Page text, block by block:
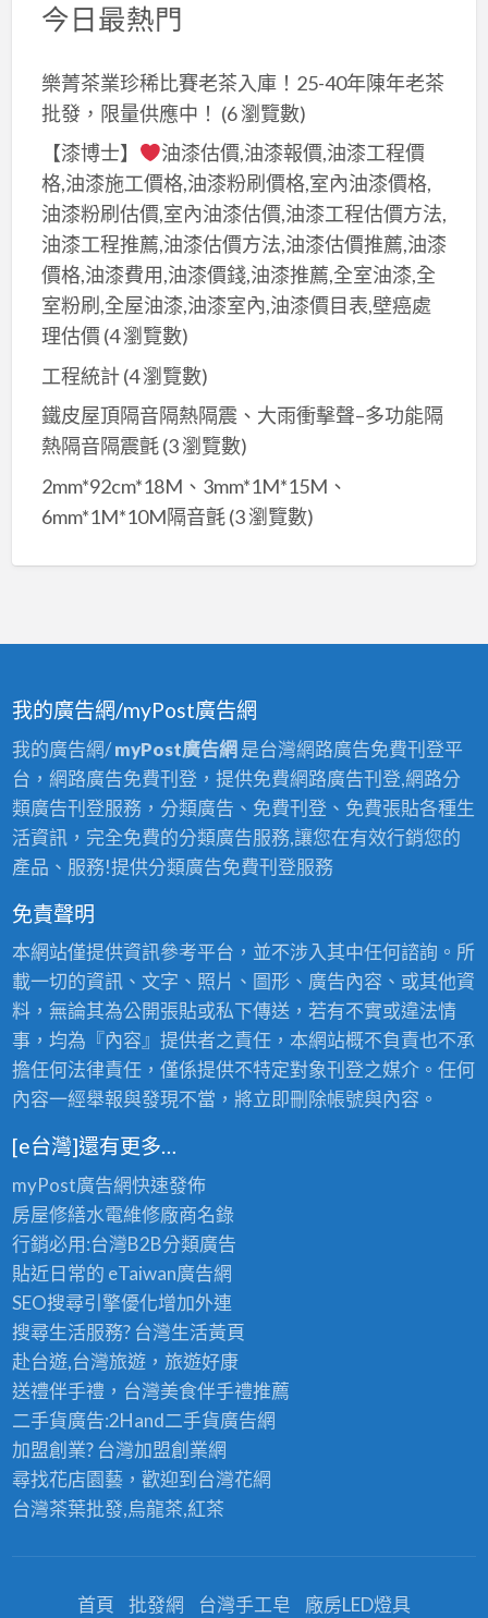
今日最熱門
樂菁茶業珍稀比賽老茶入庫！25-40年陳年老茶
批發，限量供應中！ (6 瀏覽數)
【漆博士】
油漆估價,油漆報價,油漆工程價
格,油漆施工價格,油漆粉刷價格,室內油漆價格,
油漆粉刷估價,室內油漆估價,油漆工程估價方法,
油漆工程推薦,油漆估價方法,油漆估價推薦,油漆
價格,油漆費用,油漆價錢,油漆推薦,全室油漆,全
室粉刷,全屋油漆,油漆室內,油漆價目表,壁癌處
理估價(4 瀏覽數)
工程統計(4 瀏覽數)
鐵皮屋頂隔音隔熱隔震、大雨衝擊聲–多功能隔
熱隔音隔震氈(3 瀏覽數)
2mm*92cm*18M、3mm*1M*15M、
6mm*1M*10M隔音氈(3 瀏覽數)
我的廣告網/myPost廣告網
我的廣告網/myPost廣告網是台灣網路廣告免費刊登平
台，網路廣告免費刊登，提供免費網路廣告刊登,網路分
類廣告刊登服務，分類廣告、免費刊登、免費張貼各種生
活資訊，完全免費的分類廣告服務,讓您在有效行銷您的
產品、服務!提供分類廣告免費刊登服務
免責聲明
本網站僅提供資訊參考平台，並不涉入其中任何諮詢。所
載一切的資訊、文字、照片、圖形、廣告內容、或其他資
料，無論其為公開張貼或私下傳送，若有不實或違法情
事，均為『內容』提供者之責任，本網站概不負責也不承
擔任何法律責任，僅係提供不特定對象刊登之媒介。任何
內容一經舉報與發現不當，將立即刪除帳號與內容。
[e台灣]還有更多…
myPost廣告網快速發佈
房屋修繕水電維修廠商名錄
行銷必用:台灣B2B分類廣告
貼近日常的 eTaiwan廣告網
SEO搜尋引擎優化增加外連
搜尋生活服務? 台灣生活黃頁
赴台遊,台灣旅遊，旅遊好康
送禮伴手禮，台灣美食伴手禮推薦
二手貨廣告:2Hand二手貨廣告網
加盟創業? 台灣加盟創業網
尋找花店園藝，歡迎到台灣花網
台灣茶葉批發,烏龍茶,紅茶
首頁 批發網 台灣手工皂 廠房LED燈具